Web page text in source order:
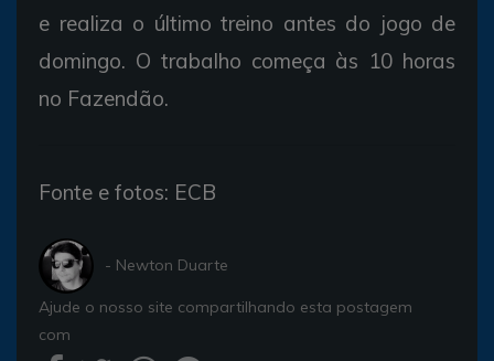
e realiza o último treino antes do jogo de
domingo. O trabalho começa às 10 horas
no Fazendão.
Fonte e fotos: ECB
- Newton Duarte
Ajude o nosso site compartilhando esta postagem
com